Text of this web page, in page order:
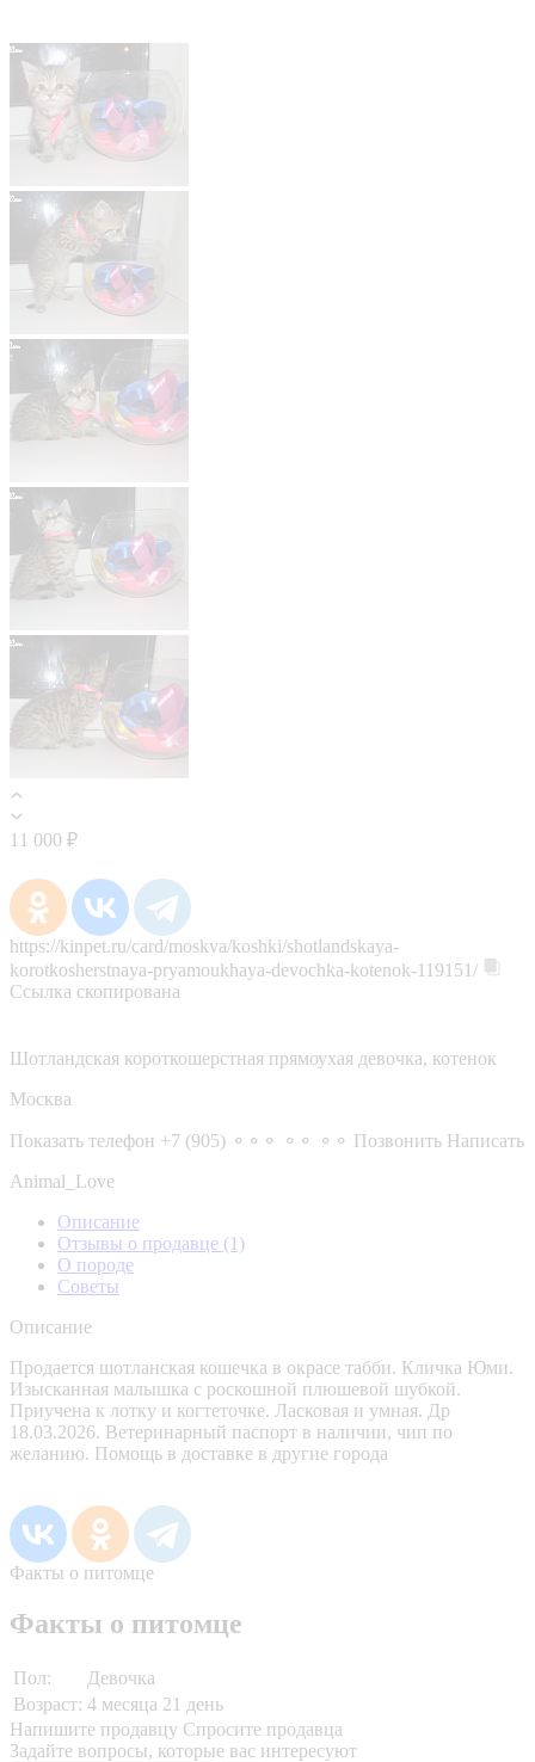
11 000 ₽
https://kinpet.ru/card/moskva/koshki/shotlandskaya-
korotkosherstnaya-pryamoukhaya-devochka-kotenok-119151/
Ссылка скопирована
Шотландская короткошерстная прямоухая девочка, котенок
Москва
Показать телефон +7 (905) ⚬⚬⚬ ⚬⚬ ⚬⚬ Позвонить Написать
Animal_Love
Описание
Отзывы о продавце (1)
О породе
Советы
Описание
Продается шотланская кошечка в окрасе табби. Кличка Юми.
Изысканная малышка с роскошной плюшевой шубкой.
Приучена к лотку и когтеточке. Ласковая и умная. Др
18.03.2026. Ветеринарный паспорт в наличии, чип по
желанию. Помощь в доставке в другие города
Факты о питомце
Факты о питомце
Пол:
Девочка
Возраст: 4 месяца 21 день
Напишите продавцу Спросите продавца
Задайте вопросы, которые вас интересуют